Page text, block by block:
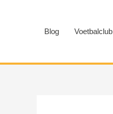
Blog Voetbalclub